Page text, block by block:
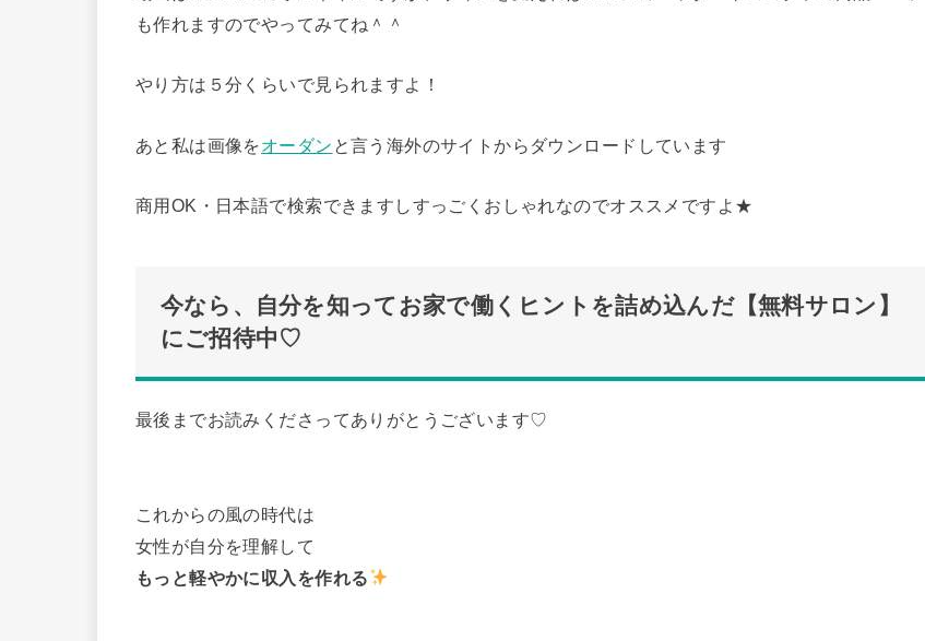
も作れますのでやってみてね＾＾
やり方は５分くらいで見られますよ！
あと私は画像をオーダン と言う海外のサイトからダウンロードしています
商用OK・日本語で検索できますしすっごくおしゃれなのでオススメですよ★
今なら、自分を知ってお家で働くヒントを詰め込んだ【無料サロン】
にご招待中♡
最後までお読みくださってありがとうございます♡
これからの風の時代は
女性が自分を理解して
もっと軽やかに収入を作れる